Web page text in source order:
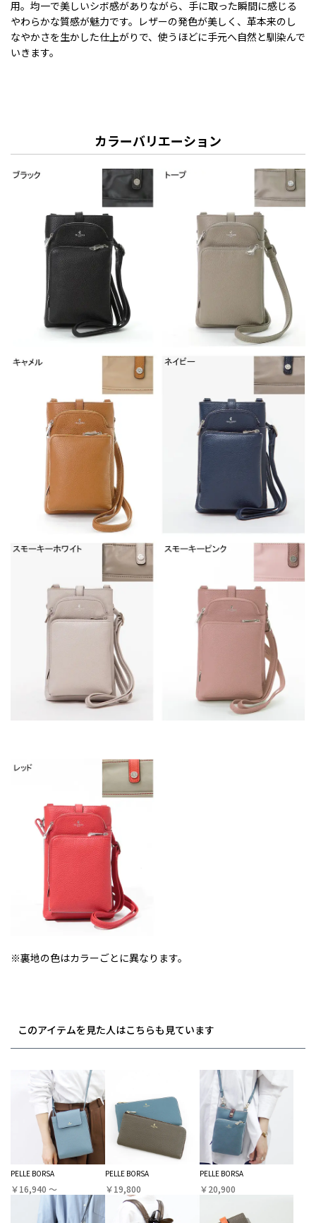
用。均一で美しいシボ感がありながら、手に取った瞬間に感じる
やわらかな質感が魅力です。レザーの発色が美しく、革本来のし
なやかさを生かした仕上がりで、使うほどに手元へ自然と馴染んで
いきます。
カラーバリエーション
※裏地の色はカラーごとに異なります。
このアイテムを見た人はこちらも見ています
PELLE BORSA
￥16,940 〜
PELLE BORSA
￥19,800
PELLE BORSA
￥20,900